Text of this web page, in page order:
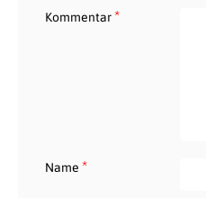
Kommentar*
Name *